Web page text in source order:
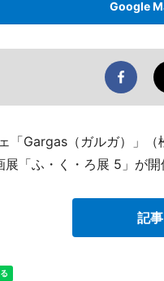
Google
「Gargas（ガルガ）」
「ふ・く・ろ展 5」が開
記